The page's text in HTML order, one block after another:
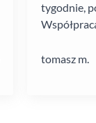
tygodnie,
tomasz m.